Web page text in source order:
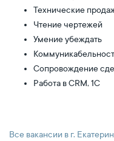
Технические
Чтение чертежей
Умение убеждать
Сопровождение
Работа в CRM, 1С
Все вакансии в г.